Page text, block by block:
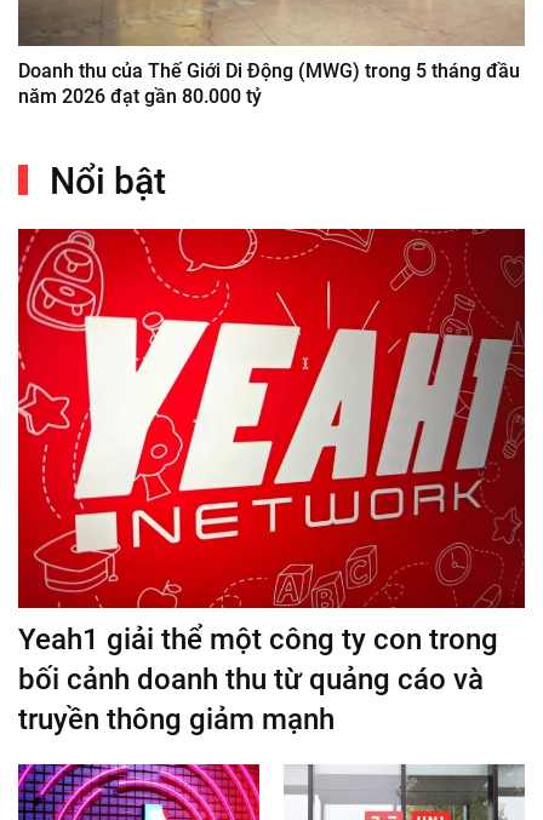
Doanh thu của Thế Giới Di Động (MWG) trong 5 tháng đầu
năm 2026 đạt gần 80.000 tỷ
Nổi bật
Yeah1 giải thể một công ty con trong
bối cảnh doanh thu từ quảng cáo và
truyền thông giảm mạnh